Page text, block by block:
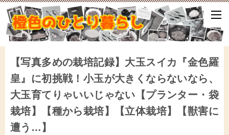
ひとり暮らしをしながら、気づいたことや、ふと思ったこと、試して
となどをアップしていきます。
【写真多めの栽培記録】大玉スイカ『金色羅
皇』に初挑戦！小玉が大きくならないなら、
大玉育てりゃいいじゃない【プランター・袋
栽培】【種から栽培】【立体栽培】【獣害に
遭う…】